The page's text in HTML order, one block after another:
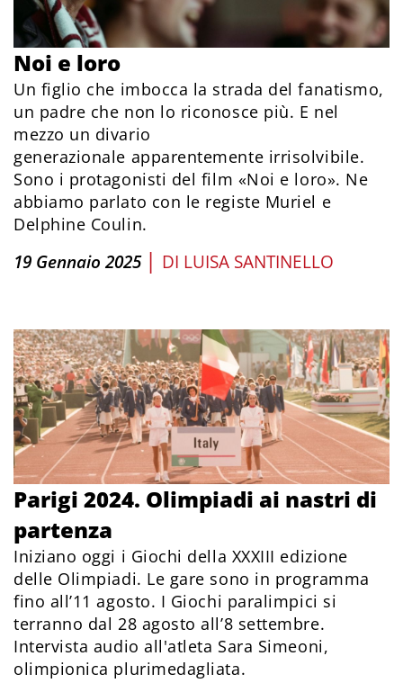
Noi e loro
Un figlio che imbocca la strada del fanatismo,
un padre che non lo riconosce più. E nel
mezzo un divario
generazionale apparentemente irrisolvibile.
Sono i protagonisti del film «Noi e loro». Ne
abbiamo parlato con le registe Muriel e
Delphine Coulin.
19 Gennaio 2025 | DI LUISA SANTINELLO
Parigi 2024. Olimpiadi ai nastri di
partenza
Iniziano oggi i Giochi della XXXIII edizione
delle Olimpiadi. Le gare sono in programma
fino all’11 agosto. I Giochi paralimpici si
terranno dal 28 agosto all’8 settembre.
Intervista audio all'atleta Sara Simeoni,
olimpionica plurimedagliata.